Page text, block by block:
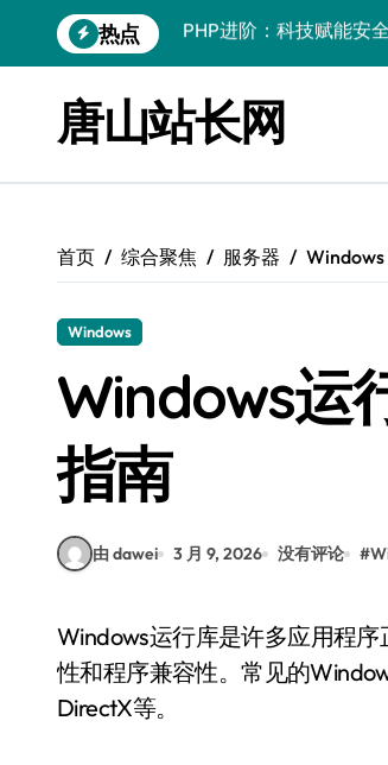
到
热点
PHP进阶：科技赋能安
PHP进阶：科技赋能，
云安全护航传媒数据新
VR跨界融合新趋势：站
云计算弹性架构：智能
PHP进阶：机器学习赋
唐山站长网
首页 综合聚焦 服务器 Windows
Windows
Windows运
指南
由 dawei 3 月 9, 2026 没有评论 #
Windows运行库是许多应用程序正常运行的基础，正确搭建和管理这些库可以显著提升系统稳定
性和程序兼容性。常见的
DirectX等。